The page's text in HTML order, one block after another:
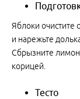
Яблоки очистите
и нарежьте
Сбрызните
корицей.
Тесто